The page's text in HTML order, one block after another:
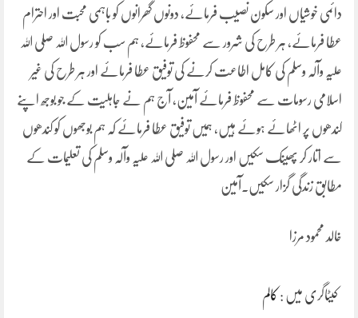
دائمی خوشیاں اور سکون نصیب فرمائے، دونوں گھرانوں کو باہمی محبت اور احترام
عطا فرمائے، ہر طرح کی شرور سے محفوظ فرمائے، ہم سب کو رسول اللہ صلی اللہ
علیہ وآلہ وسلم کی کامل اطاعت کرنے کی توفیق عطا فرمائے اور ہر طرح کی غیر
اسلامی رسومات سے محفوظ فرمائے آمین، آج ہم نے جاہلیت کے جو بوجھ اپنے
کندھوں پر اٹھائے ہوئے ہیں، ہمیں توفیق عطا فرمائے کہ ہم بوجھوں کو کندھوں
سے اتار کر پھینک سکیں اور رسول اللہ صلی اللہ علیہ وآلہ وسلم کی تعلیمات کے
مطابق زندگی گزار سکیں۔آمین
خالد محمود مرزا
کیٹاگری میں : کالم